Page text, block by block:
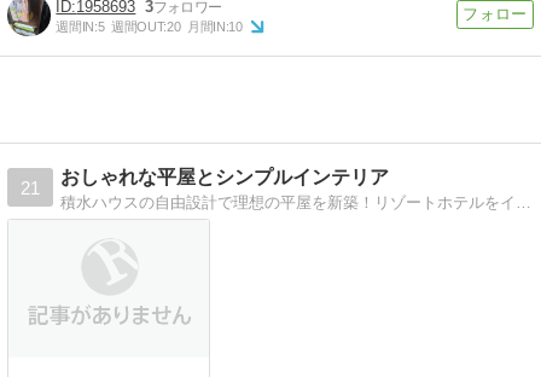
1958693 3
週間IN:5 週間OUT:20 月間IN:10
21
おしゃれな平屋とシンプルインテリア